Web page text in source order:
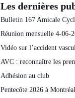
Les dernières
Bulletin 167 Amicale
Réunion mensuelle 4-06-
Vidéo sur l’accident
AVC : reconnaître les
Adhésion au club
Pentecôte 2026 à